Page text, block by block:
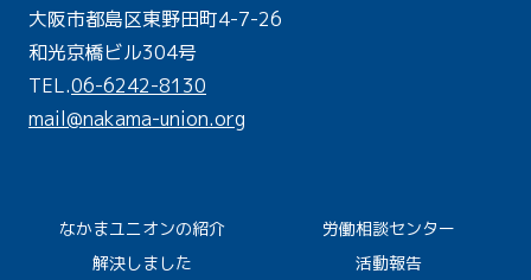
大阪市都島区東野田町4-7-26
和光京橋ビル304号
TEL.06-6242-8130
mail@nakama-union.org
なかまユニオンの紹介
労働相談センター
解決しました
活動報告